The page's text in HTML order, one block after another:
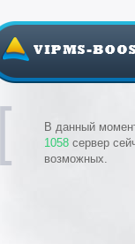
В данный
1058 сервер
возможных.